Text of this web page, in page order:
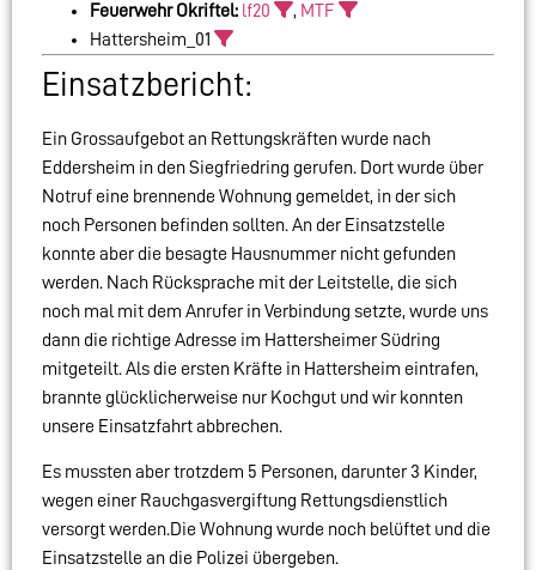
Feuerwehr Okriftel: lf20 , MTF
Hattersheim_01
Einsatzbericht:
Ein Grossaufgebot an Rettungskräften wurde nach
Eddersheim in den Siegfriedring gerufen. Dort wurde über
Notruf eine brennende Wohnung gemeldet, in der sich
noch Personen befinden sollten. An der Einsatzstelle
konnte aber die besagte Hausnummer nicht gefunden
werden. Nach Rücksprache mit der Leitstelle, die sich
noch mal mit dem Anrufer in Verbindung setzte, wurde uns
dann die richtige Adresse im Hattersheimer Südring
mitgeteilt. Als die ersten Kräfte in Hattersheim eintrafen,
brannte glücklicherweise nur Kochgut und wir konnten
unsere Einsatzfahrt abbrechen.
Es mussten aber trotzdem 5 Personen, darunter 3 Kinder,
wegen einer Rauchgasvergiftung Rettungsdienstlich
versorgt werden.Die Wohnung wurde noch belüftet und die
Einsatzstelle an die Polizei übergeben.